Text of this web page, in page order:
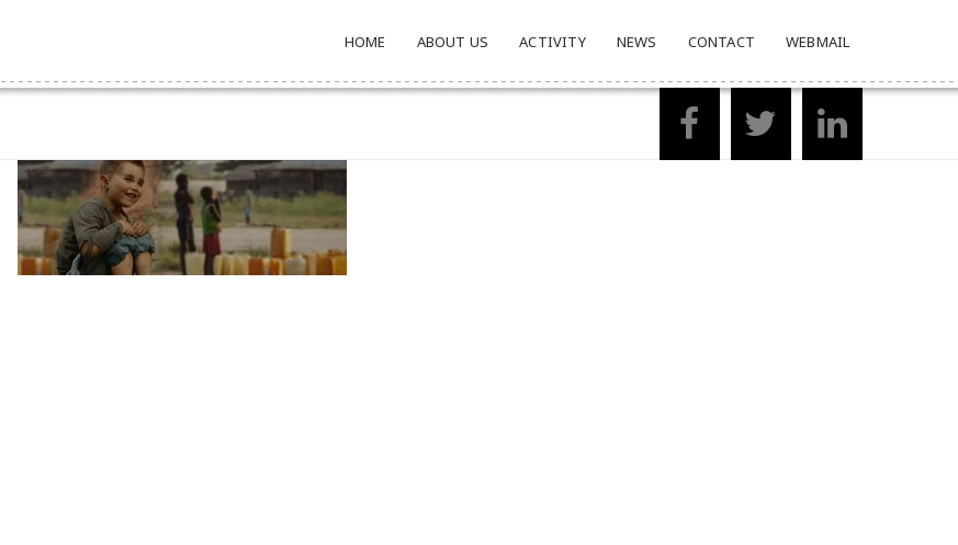
HOME ABOUT US ACTIVITY NEWS CONTACT WEBMAIL